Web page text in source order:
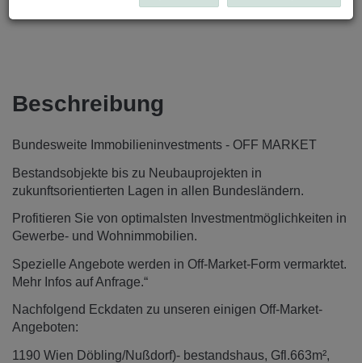
Beschreibung
Bundesweite Immobilieninvestments - OFF MARKET
Bestandsobjekte bis zu Neubauprojekten in
zukunftsorientierten Lagen in allen Bundesländern.
Profitieren Sie von optimalsten Investmentmöglichkeiten in
Gewerbe- und Wohnimmobilien.
Spezielle Angebote werden in Off-Market-Form vermarktet.
Mehr Infos auf Anfrage.“
Nachfolgend Eckdaten zu unseren einigen Off-Market-
Angeboten:
1190 Wien Döbling/Nußdorf)- bestandshaus, Gfl.663m²,